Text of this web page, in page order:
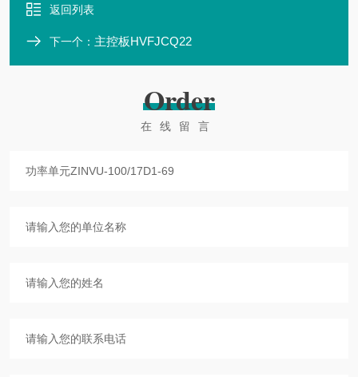
返回列表
下一个： 主控板HVFJCQ22
Order
在线留言